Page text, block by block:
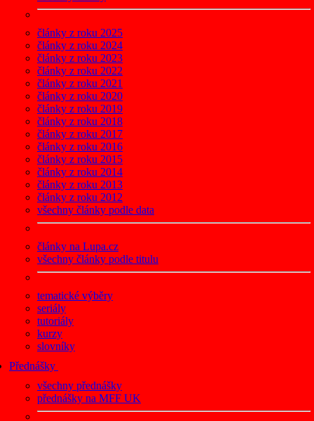
články z roku 2025
články z roku 2024
články z roku 2023
články z roku 2022
články z roku 2021
články z roku 2020
články z roku 2019
články z roku 2018
články z roku 2017
články z roku 2016
články z roku 2015
články z roku 2014
články z roku 2013
články z roku 2012
všechny články podle data
články na Lupa.cz
všechny články podle titulu
tematické výběry
seriály
tutoriály
kurzy
slovníky
Přednášky
všechny přednášky
přednášky na MFF UK